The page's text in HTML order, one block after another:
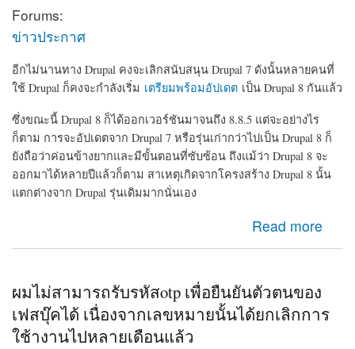
Forums:
ข่าวประกาศ
อีกไม่นานทาง Drupal คงจะเลิกสนับสนุน Drupal 7 ดังนั้นหลายคนที่
ใช้ Drupal ก็คงจะกำลังเริ่ม เตรียมพร้อมอัปเดต เป็น Drupal 8 กันแล้ว
ซึ่งขณะนี้ Drupal 8 ก็ได้ออกเวอร์ชันมาจนถึง 8.8.5 แต่จะอย่างไร
ก็ตาม การจะอัปเดตจาก Drupal 7 หรือรุ่นเก่ากว่าไปเป็น Drupal 8 ก็
ยังถือว่าค่อนข้างยากและมีขั้นตอนที่ซับซ้อน ถึงแม้ว่า Drupal 8 จะ
ออกมาได้หลายปีแล้วก็ตาม สาเหตุเกิดจากโครงสร้าง Drupal 8 นั้น
แตกต่างจาก Drupal รุ่นเดิมมากนั่นเอง
Read more
about ขณะนี้ Drupal 8 ออกเวอร์ชันล่าสุดถึง Drupal-8.8.5
แล้ว
ผมไม่สามารถรับรหัสotp เพื่อยืนยันตัวตนของ
เฟสบุ๊คได้ เนื่องจากเลขหมายนั้นได้ยกเลิกการ
ใช้างานไปหลายเดือนแล้ว